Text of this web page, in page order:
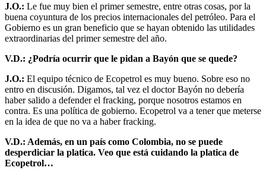
J.O.: Le fue muy bien el primer semestre, entre otras cosas, por la
buena coyuntura de los precios internacionales del petróleo. Para el
Gobierno es un gran beneficio que se hayan obtenido las utilidades
extraordinarias del primer semestre del año.
V.D.: ¿Podría ocurrir que le pidan a Bayón que se quede?
J.O.: El equipo técnico de Ecopetrol es muy bueno. Sobre eso no
entro en discusión. Digamos, tal vez el doctor Bayón no debería
haber salido a defender el fracking, porque nosotros estamos en
contra. Es una política de gobierno. Ecopetrol va a tener que meterse
en la idea de que no va a haber fracking.
V.D.: Además, en un país como Colombia, no se puede
desperdiciar la platica. Veo que está cuidando la platica de
Ecopetrol…